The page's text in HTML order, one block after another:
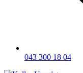
043 300 18 04